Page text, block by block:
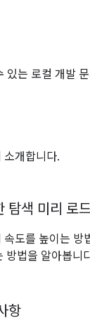
있는 로컬 개발
소개합니다.
탐색 미리 로
도를 높이는 방
법을 알아봅니
항